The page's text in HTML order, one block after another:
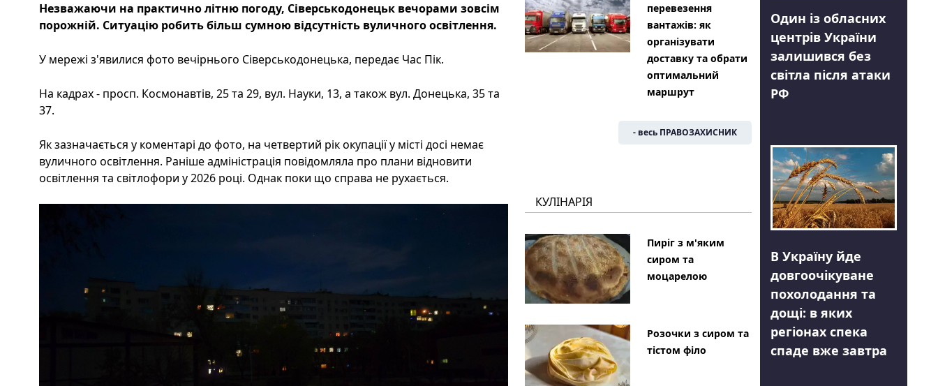
Незважаючи на практично літню погоду, Сіверськодонецьк вечорами зовсім
порожній. Ситуацію робить більш сумною відсутність вуличного освітлення.
У мережі з'явилися фото вечірнього Сіверськодонецька, передає Час Пік.
На кадрах - просп. Космонавтів, 25 та 29, вул. Науки, 13, а також вул. Донецька, 35 та
37.
Як зазначається у коментарі до фото, на четвертий рік окупації у місті досі немає
вуличного освітлення. Раніше адміністрація повідомляла про плани відновити
освітлення та світлофори у 2026 році. Однак поки що справа не рухається.
перевезення
вантажів: як
організувати
доставку та обрати
оптимальний
маршрут
- весь ПРАВОЗАХИСНИК
КУЛІНАРІЯ
Пиріг з м'яким
сиром та
моцарелою
Розочки з сиром та
тістом філо
Один із обласних
центрів України
залишився без
світла після атаки
РФ
В Україну йде
довгоочікуване
похолодання та
дощі: в яких
регіонах спека
спаде вже завтра